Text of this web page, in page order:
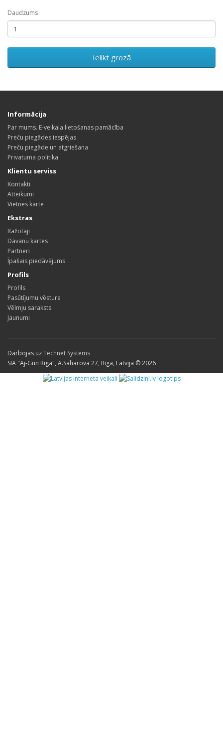
Daudzums
Ielikt grozā
Informācija
Par mums. E-veikala lietošanas pamācība
Preču piegādes iespējas
Preču piegāde un atgriešana
Privatuma politika
Klientu serviss
Kontakti
Atteikumi
Vietnes karte
Ekstras
Ražotāji
Dāvanu kartes
Partneri
Īpašais piedāvājums
Profils
Profils
Pasūtījumu vēsture
Vēlmju saraksts
Jaunumi
Darbojas uzTechnet Systems
SIA "Aj-Gun Riga", A.Saharova 27, Rīga, Latvija © 2026